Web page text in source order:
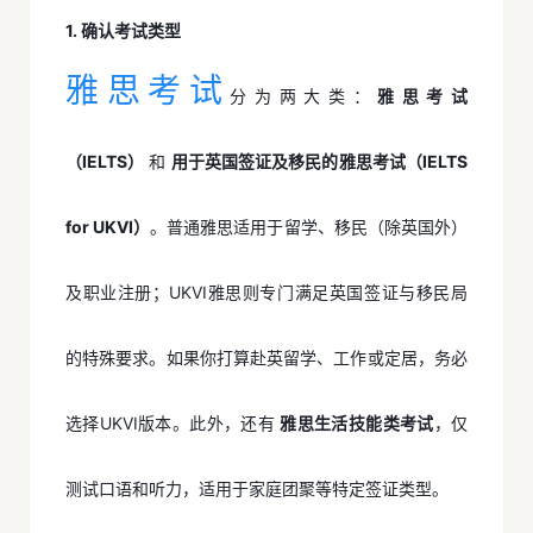
1. 确认考试类型
雅思考试分为两大类： 雅思考试
（IELTS） 和 用于英国签证及移民的雅思考试（IELTS
for UKVI）。普通雅思适用于留学、移民（除英国外）
及职业注册；UKVI雅思则专门满足英国签证与移民局
的特殊要求。如果你打算赴英留学、工作或定居，务必
选择UKVI版本。此外，还有 雅思生活技能类考试，仅
测试口语和听力，适用于家庭团聚等特定签证类型。